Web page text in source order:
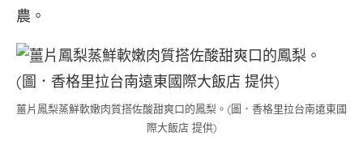
農。
薑片鳳梨蒸鮮軟嫩肉質搭佐酸甜爽口的鳳梨。(圖．香格里拉台南遠東國
際大飯店 提供)